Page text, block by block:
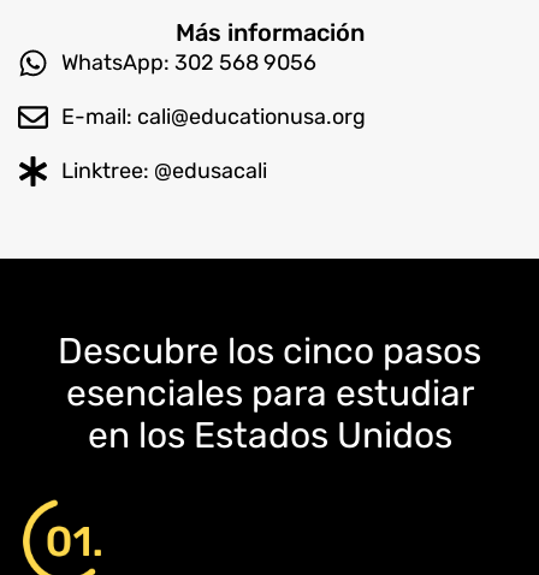
Más información
WhatsApp: 302 568 9056
E-mail: cali@educationusa.org
Linktree: @edusacali
Descubre los cinco pasos
esenciales para estudiar
en los Estados Unidos